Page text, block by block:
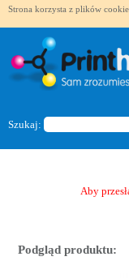
Strona korzysta z plików
Szukaj:
Aby
Podgląd produktu: